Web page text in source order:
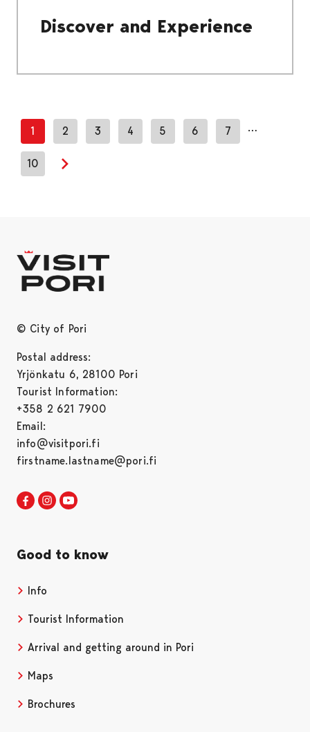
Discover and Experience
1 2 3 4 5 6 7 …
10
© City of Pori
Postal address:
Yrjönkatu 6, 28100 Pori
Tourist Information:
+358 2 621 7900
Email:
info@visitpori.fi
firstname.lastname@pori.fi
Visit Pori in Facebook
Opens in a new tab
Visit Pori in Instagram
Opens in a new tab
Good to know
Info
Tourist Information
Arrival and getting around in Pori
Maps
Brochures